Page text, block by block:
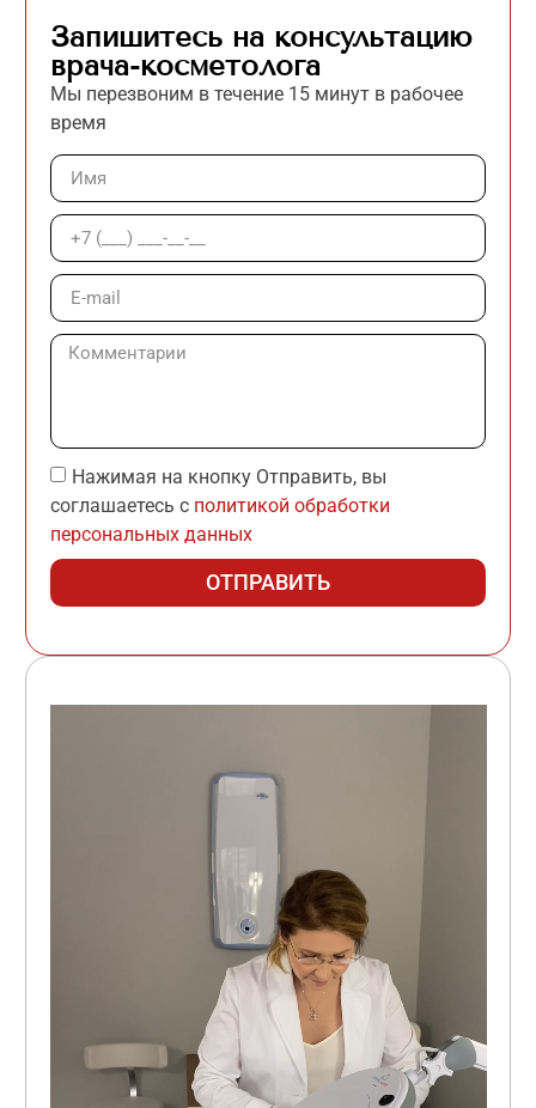
Запишитесь на консультацию
врача-косметолога
Мы перезвоним в течение 15 минут в рабочее
время
Нажимая на кнопку Отправить, вы
соглашаетесь с политикой обработки
персональных данных
ОТПРАВИТЬ